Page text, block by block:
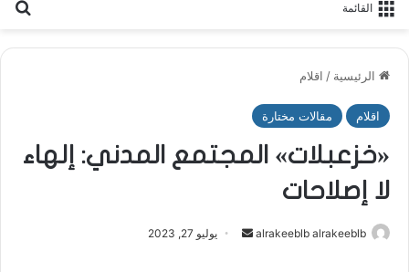
القائمة
الرئيسية / اقلام
اقلام مقالات مختارة
«خزعبلات» المجتمع المدني: إلهاء
لا إصلاحات
alrakeeblb alrakeeblb يوليو 27, 2023